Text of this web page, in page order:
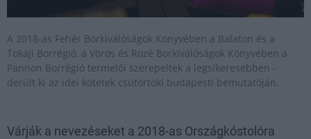
A 2018-as Fehér Borkiválóságok Könyvében a Balaton és a
Tokaji Borrégió, a Vörös és Rozé Borkiválóságok Könyvében a
Pannon Borrégió termelői szerepeltek a legsikeresebben -
derült ki az idei kötetek csütörtöki budapesti bemutatóján.
Várják a nevezéseket a 2018-as Országkóstolóra